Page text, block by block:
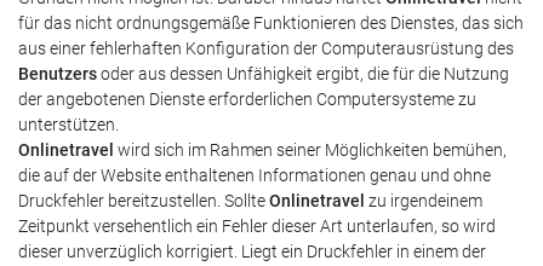
für das nicht ordnungsgemäße Funktionieren des Dienstes, das sich
aus einer fehlerhaften Konfiguration der Computerausrüstung des
Benutzersoder aus dessen Unfähigkeit ergibt, die für die Nutzung
der angebotenen Dienste erforderlichen Computersysteme zu
unterstützen.
Onlinetravel wird sich im Rahmen seiner Möglichkeiten bemühen,
die auf der Website enthaltenen Informationen genau und ohne
Druckfehler bereitzustellen. SollteOnlinetravel zu irgendeinem
Zeitpunkt versehentlich ein Fehler dieser Art unterlaufen, so wird
dieser unverzüglich korrigiert. Liegt ein Druckfehler in einem der